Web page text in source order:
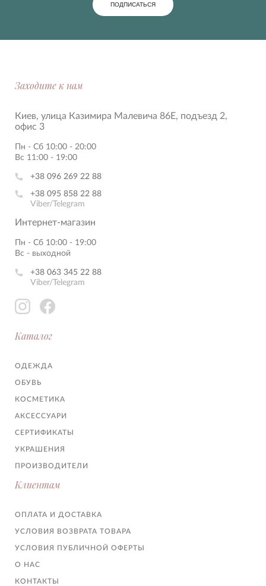
ПОДПИСАТЬСЯ
Заходите к нам
Киев, улица Казимира Малевича 86Е, подъезд 2,
офис 3
Пн - Сб 10:00 - 20:00
Вс 11:00 - 19:00
+38 096 269 22 88
+38 095 858 22 88
Viber/Telegram
Интернет-магазин
Пн - Сб 10:00 - 19:00
Вс - выходной
+38 063 345 22 88
Viber/Telegram
Каталог
ОДЕЖДА
ОБУВЬ
КОСМЕТИКА
АКСЕССУАРИ
СЕРТИФИКАТЫ
УКРАШЕНИЯ
ПРОИЗВОДИТЕЛИ
Клиентам
ОПЛАТА И ДОСТАВКА
УСЛОВИЯ ВОЗВРАТА ТОВАРА
УСЛОВИЯ ПУБЛИЧНОЙ ОФЕРТЫ
О НАС
КОНТАКТЫ